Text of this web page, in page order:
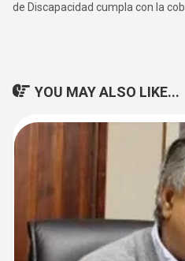
de Discapacidad cumpla con la
YOU MAY ALSO LIKE...